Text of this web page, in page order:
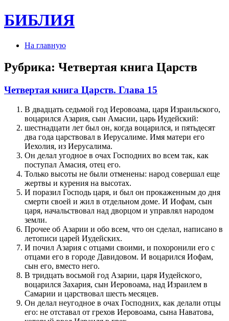
БИБЛИЯ
На главную
Рубрика: Четвертая книга Царств
Четвертая книга Царств. Глава 15
В двадцать седьмой год Иеровоама, царя Израильского,
воцарился Азария, сын Амасии, царь Иудейский:
шестнадцати лет был он, когда воцарился, и пятьдесят
два года царствовал в Иерусалиме. Имя матери его
Иехолия, из Иерусалима.
Он делал угодное в очах Господних во всем так, как
поступал Амасия, отец его.
Только высоты не были отменены: народ совершал еще
жертвы и курения на высотах.
И поразил Господь царя, и был он прокаженным до дня
смерти своей и жил в отдельном доме. И Иофам, сын
царя, начальствовал над дворцом и управлял народом
земли.
Прочее об Азарии и обо всем, что он сделал, написано в
летописи царей Иудейских.
И почил Азария с отцами своими, и похоронили его с
отцами его в городе Давидовом. И воцарился Иофам,
сын его, вместо него.
В тридцать восьмой год Азарии, царя Иудейского,
воцарился Захария, сын Иеровоама, над Израилем в
Самарии и царствовал шесть месяцев.
Он делал неугодное в очах Господних, как делали отцы
его: не отставал от грехов Иеровоама, сына Наватова,